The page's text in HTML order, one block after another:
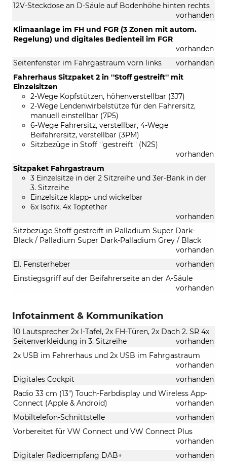
12V-Steckdose an D-Säule auf Bodenhöhe hinten rechts
vorhanden
Klimaanlage im FH und FGR (3 Zonen mit autom.
Regelung) und digitales Bedienteil im FGR
vorhanden
Seitenfenster im Fahrgastraum vorn links
vorhanden
Fahrerhaus Sitzpaket 2 in ''Stoff gestreift'' mit
Einzelsitzen
2-Wege Kopfstützen, höhenverstellbar (3J7)
2-Wege Lendenwirbelstütze für den Fahrersitz,
manuell einstellbar (7P5)
6-Wege Fahrersitz, verstellbar, 4-Wege
Beifahrersitz, verstellbar (3PM)
Sitzbezüge in Stoff ''gestreift'' (N2S)
vorhanden
Sitzpaket Fahrgastraum
3 Einzelsitze in der 2 Sitzreihe und 3er-Bank in der
3. Sitzreihe
Einzelsitze klapp- und wickelbar
6x Isofix, 4x Toptether
vorhanden
Sitzbezüge Stoff gestreift in Palladium Super Dark-
Black / Palladium Super Dark-Palladium Grey / Black
vorhanden
El. Fensterheber
vorhanden
Einstiegsgriff auf der Beifahrerseite an der A-Säule
vorhanden
Infotainment & Kommunikation
10 Lautsprecher 2x I-Tafel, 2x FH-Türen, 2x Dach 2. SR 4x
Seitenverkleidung in 3. Sitzreihe
vorhanden
2x USB im Fahrerhaus und 2x USB im Fahrgastraum
vorhanden
Digitales Cockpit
vorhanden
Radio 33 cm (13") Touch-Farbdisplay und Wireless App-
Connect (Apple & Android)
vorhanden
Mobiltelefon-Schnittstelle
vorhanden
Vorbereitet für VW Connect und VW Connect Plus
vorhanden
Digitaler Radioempfang DAB+
vorhanden